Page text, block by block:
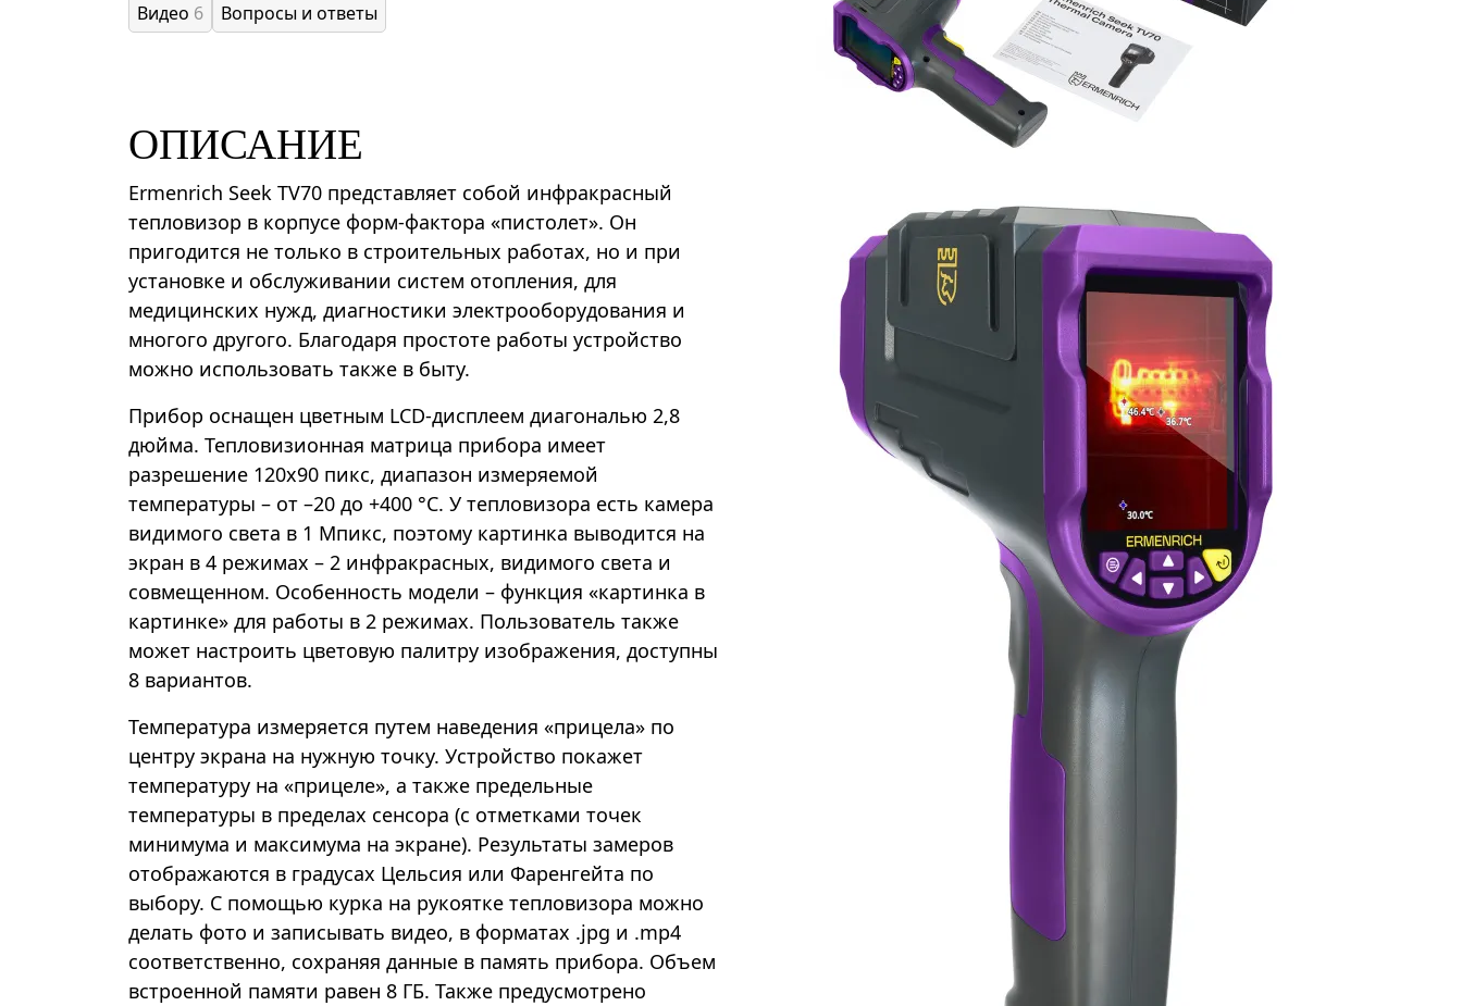
Видео 6 Вопросы и ответы
ОПИСАНИЕ
Ermenrich Seek TV70 представляет собой инфракрасный
тепловизор в корпусе форм-фактора «пистолет». Он
пригодится не только в строительных работах, но и при
установке и обслуживании систем отопления, для
медицинских нужд, диагностики электрооборудования и
многого другого. Благодаря простоте работы устройство
можно использовать также в быту.
Прибор оснащен цветным LCD-дисплеем диагональю 2,8
дюйма. Тепловизионная матрица прибора имеет
разрешение 120x90 пикс, диапазон измеряемой
температуры – от –20 до +400 °С. У тепловизора есть камера
видимого света в 1 Мпикс, поэтому картинка выводится на
экран в 4 режимах – 2 инфракрасных, видимого света и
совмещенном. Особенность модели – функция «картинка в
картинке» для работы в 2 режимах. Пользователь также
может настроить цветовую палитру изображения, доступны
8 вариантов.
Температура измеряется путем наведения «прицела» по
центру экрана на нужную точку. Устройство покажет
температуру на «прицеле», а также предельные
температуры в пределах сенсора (с отметками точек
минимума и максимума на экране). Результаты замеров
отображаются в градусах Цельсия или Фаренгейта по
выбору. С помощью курка на рукоятке тепловизора можно
делать фото и записывать видео, в форматах .jpg и .mp4
соответственно, сохраняя данные в память прибора. Объем
встроенной памяти равен 8 ГБ. Также предусмотрено